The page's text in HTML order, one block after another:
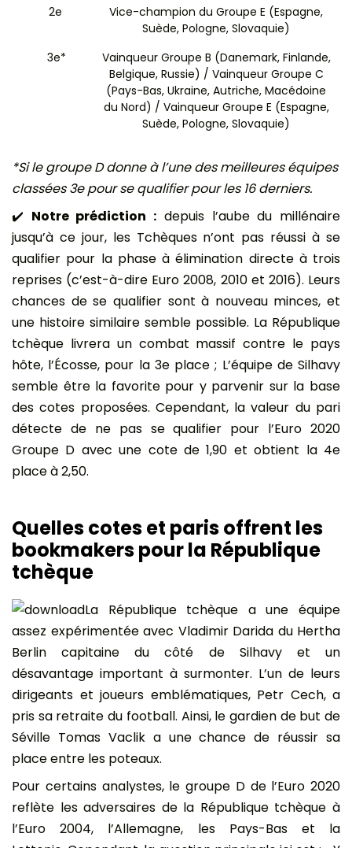
2e
Vice-champion du Groupe E (Espagne,
Suède, Pologne, Slovaquie)
3e*
Vainqueur Groupe B (Danemark, Finlande,
Belgique, Russie) / Vainqueur Groupe C
(Pays-Bas, Ukraine, Autriche, Macédoine
du Nord) / Vainqueur Groupe E (Espagne,
Suède, Pologne, Slovaquie)
*Si le groupe D donne à l’une des meilleures équipes
classées 3e pour se qualifier pour les 16 derniers.
✔️ Notre prédiction : depuis l’aube du millénaire
jusqu’à ce jour, les Tchèques n’ont pas réussi à se
qualifier pour la phase à élimination directe à trois
reprises (c’est-à-dire Euro 2008, 2010 et 2016). Leurs
chances de se qualifier sont à nouveau minces, et
une histoire similaire semble possible. La République
tchèque livrera un combat massif contre le pays
hôte, l’Écosse, pour la 3e place ; L’équipe de Silhavy
semble être la favorite pour y parvenir sur la base
des cotes proposées. Cependant, la valeur du pari
détecte de ne pas se qualifier pour l’Euro 2020
Groupe D avec une cote de 1,90 et obtient la 4e
place à 2,50.
Quelles cotes et paris offrent les
bookmakers pour la République
tchèque
La République tchèque a une équipe
assez expérimentée avec Vladimir Darida du Hertha
Berlin capitaine du côté de Silhavy et un
désavantage important à surmonter. L’un de leurs
dirigeants et joueurs emblématiques, Petr Cech, a
pris sa retraite du football. Ainsi, le gardien de but de
Séville Tomas Vaclik a une chance de réussir sa
place entre les poteaux.
Pour certains analystes, le groupe D de l’Euro 2020
reflète les adversaires de la République tchèque à
l’Euro 2004, l’Allemagne, les Pays-Bas et la